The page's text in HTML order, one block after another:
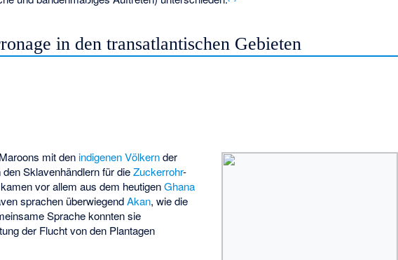
in den transatlantischen Gebieten
mit den indigenen Völkernder
den Sklavenhändlern für dieZuckerrohr-
vor allem aus dem heutigenGhana
sprachen überwiegendAkan, wie die
Sprache konnten sie
der Flucht von den Plantagen